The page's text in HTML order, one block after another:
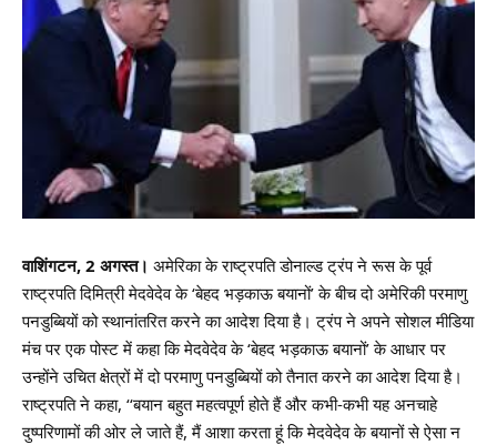
वाशिंगटन, 2 अगस्त। अमेरिका के राष्ट्रपति डोनाल्ड ट्रंप ने रूस के पूर्व
राष्ट्रपति दिमित्री मेदवेदेव के ‘बेहद भड़काऊ बयानों’ के बीच दो अमेरिकी परमाणु
पनडुब्बियों को स्थानांतरित करने का आदेश दिया है। ट्रंप ने अपने सोशल मीडिया
मंच पर एक पोस्ट में कहा कि मेदवेदेव के ‘बेहद भड़काऊ बयानों’ के आधार पर
उन्होंने उचित क्षेत्रों में दो परमाणु पनडुब्बियों को तैनात करने का आदेश दिया है।
राष्ट्रपति ने कहा, ‘‘बयान बहुत महत्वपूर्ण होते हैं और कभी-कभी यह अनचाहे
दुष्परिणामों की ओर ले जाते हैं, मैं आशा करता हूं कि मेदवेदेव के बयानों से ऐसा न